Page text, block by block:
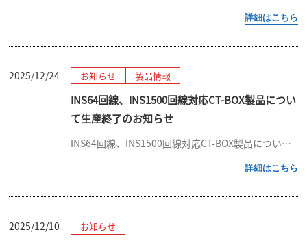
2025/12/24 お知らせ 製品情報
INS64回線、INS1500回線対応CT-BOX製品につい
て生産終了のお知らせ
INS64回線、INS1500回線対応CT-BOX製品について生産終了のお知らせ 拝啓 貴社ますますご清栄のこととお喜び申し上げます。平素は格別のご高配を賜り、厚く御礼申し上げます。「INSネット」サービス終了に伴い、関 […]
2025/12/10 お知らせ